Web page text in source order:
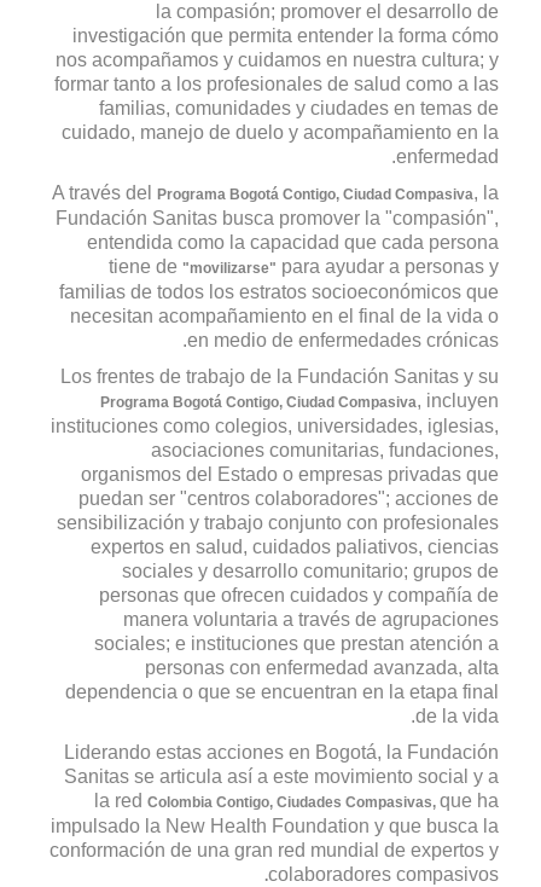
la compasión; promover el desarrollo de
investigación que permita entender la forma cómo
nos acompañamos y cuidamos en nuestra cultura; y
formar tanto a los profesionales de salud como a las
familias, comunidades y ciudades en temas de
cuidado, manejo de duelo y acompañamiento en la
enfermedad.
A través delPrograma Bogotá Contigo, Ciudad Compasiva, la
Fundación Sanitas busca promover la "compasión",
entendida como la capacidad que cada persona
tiene de "movilizarse" para ayudar a personas y
familias de todos los estratos socioeconómicos que
necesitan acompañamiento en el final de la vida o
en medio de enfermedades crónicas.
Los frentes de trabajo de la Fundación Sanitas y su
Programa Bogotá Contigo, Ciudad Compasiva, incluyen
instituciones como colegios, universidades, iglesias,
asociaciones comunitarias, fundaciones,
organismos del Estado o empresas privadas que
puedan ser "centros colaboradores"; acciones de
sensibilización y trabajo conjunto con profesionales
expertos en salud, cuidados paliativos, ciencias
sociales y desarrollo comunitario; grupos de
personas que ofrecen cuidados y compañía de
manera voluntaria a través de agrupaciones
sociales; e instituciones que prestan atención a
personas con enfermedad avanzada, alta
dependencia o que se encuentran en la etapa final
de la vida.
Liderando estas acciones en Bogotá, la Fundación
Sanitas se articula así a este movimiento social y a
la redColombia Contigo, Ciudades Compasivas,que ha
impulsado la New Health Foundation y que busca la
conformación de una gran red mundial de expertos y
colaboradores compasivos
.